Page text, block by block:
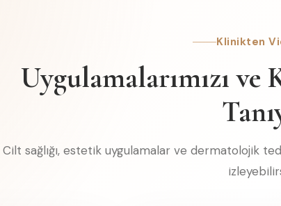
Klinikten
Uygulamalarımızı
Cilt sağlığı, estetik uygulamalar ve dermatolojik